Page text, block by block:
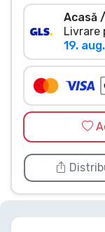
Acasă
Livrare
19.